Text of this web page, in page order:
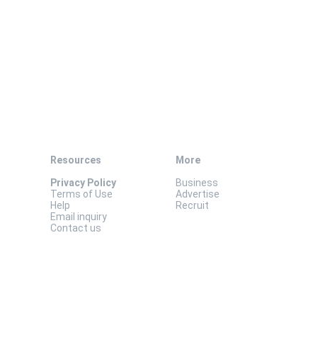
Resources
Privacy Policy
Terms of Use
Help
Email inquiry
Contact us
More
Business
Advertise
Recruit